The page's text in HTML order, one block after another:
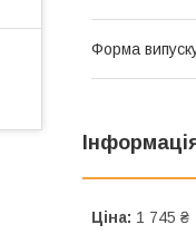
Форма
Ціна: 1 745 ₴